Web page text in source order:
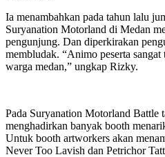
Ia menambahkan pada tahun lalu
Suryanation Motorland di Medan
pengunjung. Dan diperkirakan
membludak. “Animo peserta
warga medan,” ungkap Rizky.
Pada Suryanation Motorland Battle
menghadirkan banyak booth
Untuk booth artworkers akan
Never Too Lavish dan Petrichor